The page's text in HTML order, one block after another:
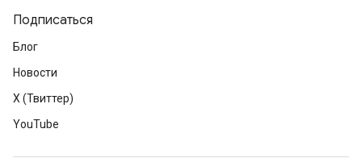
Подписаться
Блог
Новости
X (Твиттер)
YouTube